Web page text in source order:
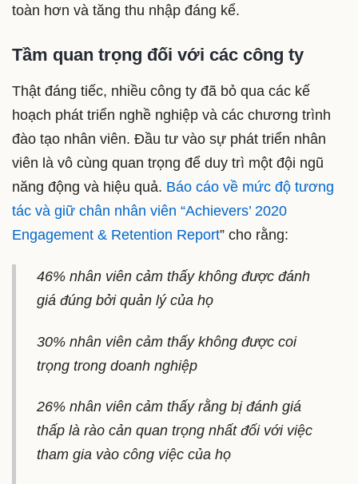
toàn hơn và tăng thu nhập đáng kể.
Tầm quan trọng đối với các công ty
Thật đáng tiếc, nhiều công ty đã bỏ qua các kế
hoạch phát triển nghề nghiệp và các chương trình
đào tạo nhân viên. Đầu tư vào sự phát triển nhân
viên là vô cùng quan trọng để duy trì một đội ngũ
năng động và hiệu quả. Báo cáo về mức độ tương
tác và giữ chân nhân viên “Achievers’ 2020
Engagement & Retention Report” cho rằng:
46% nhân viên cảm thấy không được đánh
giá đúng bởi quản lý của họ
30% nhân viên cảm thấy không được coi
trọng trong doanh nghiệp
26% nhân viên cảm thấy rằng bị đánh giá
thấp là rào cản quan trọng nhất đối với việc
tham gia vào công việc của họ